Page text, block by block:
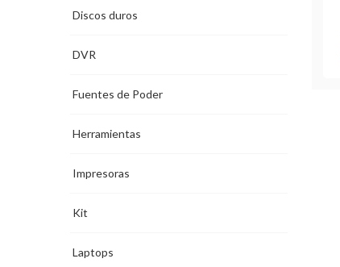
Discos duros
DVR
Fuentes de Poder
Herramientas
Impresoras
Kit
Laptops